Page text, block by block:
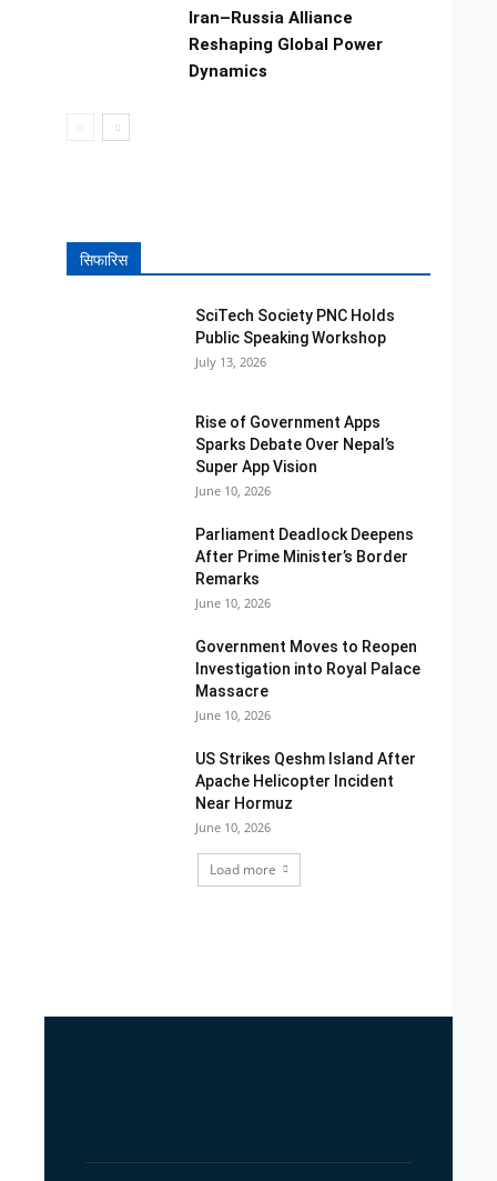
Iran–Russia Alliance
Reshaping Global Power
Dynamics
सिफारिस
SciTech Society PNC Holds
Public Speaking Workshop
July 13, 2026
Rise of Government Apps
Sparks Debate Over Nepal’s
Super App Vision
June 10, 2026
Parliament Deadlock Deepens
After Prime Minister’s Border
Remarks
June 10, 2026
Government Moves to Reopen
Investigation into Royal Palace
Massacre
June 10, 2026
US Strikes Qeshm Island After
Apache Helicopter Incident
Near Hormuz
June 10, 2026
Load more